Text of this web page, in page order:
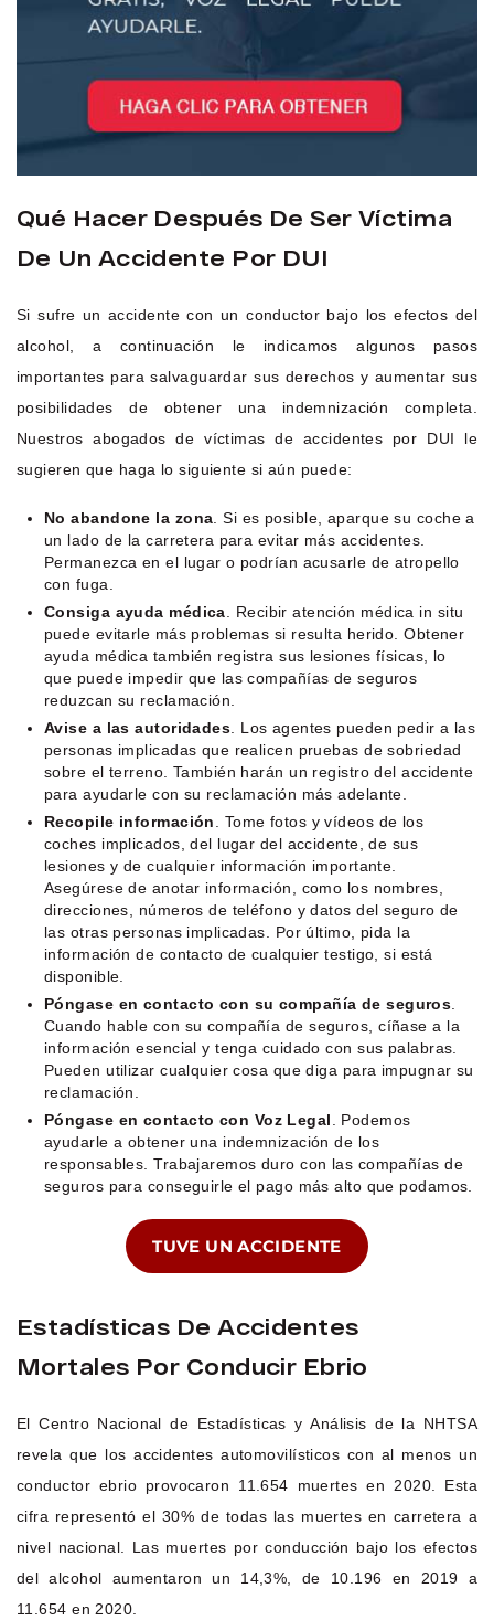
Qué Hacer Después De Ser Víctima
De Un Accidente Por DUI
Si sufre un accidente con un conductor bajo los efectos del
alcohol, a continuación le indicamos algunos pasos
importantes para salvaguardar sus derechos y aumentar sus
posibilidades de obtener una indemnización completa.
Nuestros abogados de víctimas de accidentes por DUI le
sugieren que haga lo siguiente si aún puede:
No abandone la zona . Si es posible, aparque su coche a
un lado de la carretera para evitar más accidentes.
Permanezca en el lugar o podrían acusarle de atropello
con fuga.
Consiga ayuda médica . Recibir atención médica in situ
puede evitarle más problemas si resulta herido. Obtener
ayuda médica también registra sus lesiones físicas, lo
que puede impedir que las compañías de seguros
reduzcan su reclamación.
Avise a las autoridades . Los agentes pueden pedir a las
personas implicadas que realicen pruebas de sobriedad
sobre el terreno. También harán un registro del accidente
para ayudarle con su reclamación más adelante.
Recopile información
. Tome fotos y vídeos de los
coches implicados, del lugar del accidente, de sus
lesiones y de cualquier información importante.
Asegúrese de anotar información, como los nombres,
direcciones, números de teléfono y datos del seguro de
las otras personas implicadas. Por último, pida la
información de contacto de cualquier testigo, si está
disponible.
Póngase en contacto con su compañía de seguros
Cuando hable con su compañía de seguros, cíñase a la
información esencial y tenga cuidado con sus palabras.
Pueden utilizar cualquier cosa que diga para impugnar su
reclamación.
Póngase en contacto con Voz Legal
. Podemos
ayudarle a obtener una indemnización de los
responsables. Trabajaremos duro con las compañías de
seguros para conseguirle el pago más alto que podamos.
TUVE UN ACCIDENTE
Estadísticas De Accidentes
Mortales Por Conducir Ebrio
El Centro Nacional de Estadísticas y Análisis de la NHTSA
revela que los accidentes automovilísticos con al menos un
conductor ebrio provocaron 11.654 muertes en 2020. Esta
cifra representó el 30% de todas las muertes en carretera a
nivel nacional. Las muertes por conducción bajo los efectos
del alcohol aumentaron un 14,3%, de 10.196 en 2019 a
11.654 en 2020.